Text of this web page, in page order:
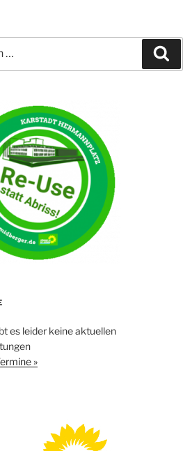
es leider keine aktuellen
»